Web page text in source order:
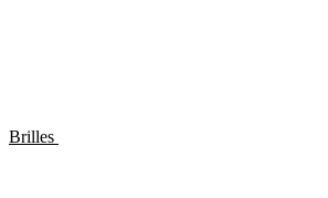
Brilles